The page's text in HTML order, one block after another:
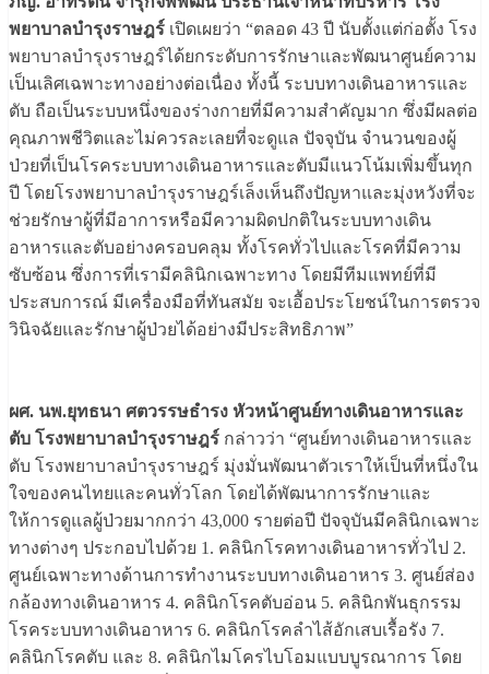
พยาบาลบำรุงราษฎร์ เปิดเผยว่า “ตลอด 43 ปี นับตั้งแต่ก่อตั้ง โรง
พยาบาลบำรุงราษฎร์ได้ยกระดับการรักษาและพัฒนาศูนย์ความ
เป็นเลิศเฉพาะทางอย่างต่อเนื่อง ทั้งนี้ ระบบทางเดินอาหารและ
ตับ ถือเป็นระบบหนึ่งของร่างกายที่มีความสำคัญมาก ซึ่งมีผลต่อ
คุณภาพชีวิตและไม่ควรละเลยที่จะดูแล ปัจจุบัน จำนวนของผู้
ป่วยที่เป็นโรคระบบทางเดินอาหารและตับมีแนวโน้มเพิ่มขึ้นทุก
ปี โดยโรงพยาบาลบำรุงราษฎร์เล็งเห็นถึงปัญหาและมุ่งหวังที่จะ
ช่วยรักษาผู้ที่มีอาการหรือมีความผิดปกติในระบบทางเดิน
อาหารและตับอย่างครอบคลุม ทั้งโรคทั่วไปและโรคที่มีความ
ซับซ้อน ซึ่งการที่เรามีคลินิกเฉพาะทาง โดยมีทีมแพทย์ที่มี
ประสบการณ์ มีเครื่องมือที่ทันสมัย จะเอื้อประโยชน์ในการตรวจ
วินิจฉัยและรักษาผู้ป่วยได้อย่างมีประสิทธิภาพ”
ผศ. นพ.ยุทธนา ศตวรรษธำรง หัวหน้าศูนย์ทางเดินอาหารและ
ตับ โรงพยาบาลบำรุงราษฎร์ กล่าวว่า “ศูนย์ทางเดินอาหารและ
ตับ โรงพยาบาลบำรุงราษฎร์ มุ่งมั่นพัฒนาตัวเราให้เป็นที่หนึ่งใน
ใจของคนไทยและคนทั่วโลก โดยได้พัฒนาการรักษาและ
ให้การดูแลผู้ป่วยมากกว่า 43,000 รายต่อปี ปัจจุบันมีคลินิกเฉพาะ
ทางต่างๆ ประกอบไปด้วย 1. คลินิกโรคทางเดินอาหารทั่วไป 2.
ศูนย์เฉพาะทางด้านการทำงานระบบทางเดินอาหาร 3. ศูนย์ส่อง
กล้องทางเดินอาหาร 4. คลินิกโรคตับอ่อน 5. คลินิกพันธุกรรม
โรคระบบทางเดินอาหาร 6. คลินิกโรคลำไส้อักเสบเรื้อรัง 7.
คลินิกโรคตับ และ 8. คลินิกไมโครไบโอมแบบบูรณาการ โดย